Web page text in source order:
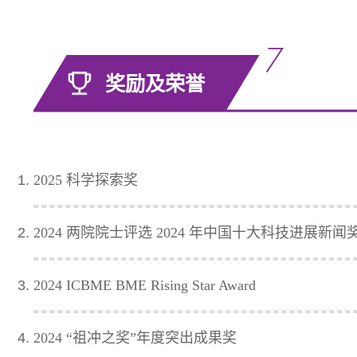
奖励及荣誉
2025 科学探索奖
2024 两院院士评选 2024 年中国十大科技进展新闻
2024 ICBME BME Rising Star Award
2024 “祖冲之奖”年度突出成果奖